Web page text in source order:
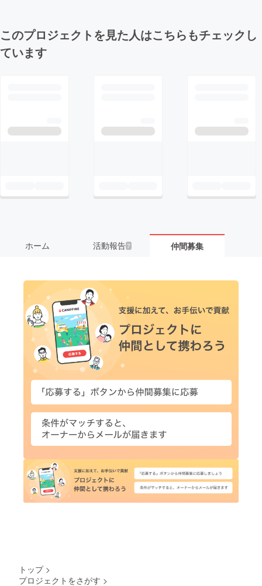
このプロジェクトを見た人はこちらもチェックし
ています
ホーム 活動報告7 仲間募集
トップ >
プロジェクトをさがす >